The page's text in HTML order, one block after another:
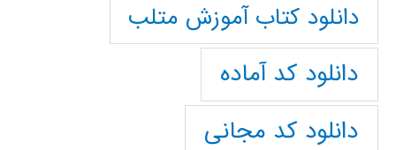
دانلود کتاب آموزش متلب
دانلود کد آماده
دانلود کد مجانی